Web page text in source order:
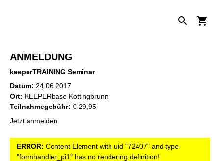
ANMELDUNG
keeperTRAINING Seminar
Datum: 24.06.2017
Ort: KEEPERbase Kottingbrunn
Teilnahmegebühr: € 29,95
Jetzt anmelden:
ERROR: Content Element with uid "72407" and type
"formhandler_pi1" has no rendering definition!